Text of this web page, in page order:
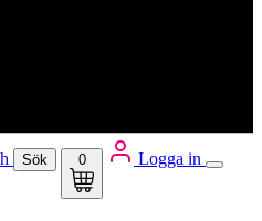
Sök 0 Logga in